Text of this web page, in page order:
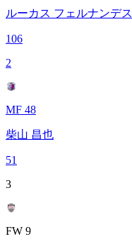
ルーカス フェルナンデス
106
2
MF 48
柴山 昌也
51
3
FW 9